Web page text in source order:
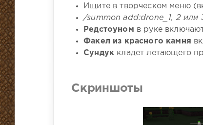
Ищите в творческом меню
/summon add:drone_1, 2 или
Редстоуном в руке
Факел из красного камня
Сундук кладет летающего
Скриншоты